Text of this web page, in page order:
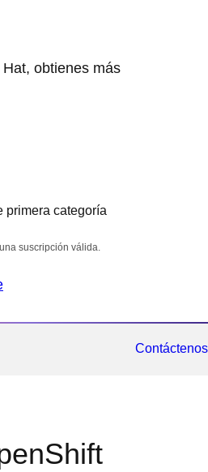
obtienes más
primera categoría
suscripción válida.
Contáctenos